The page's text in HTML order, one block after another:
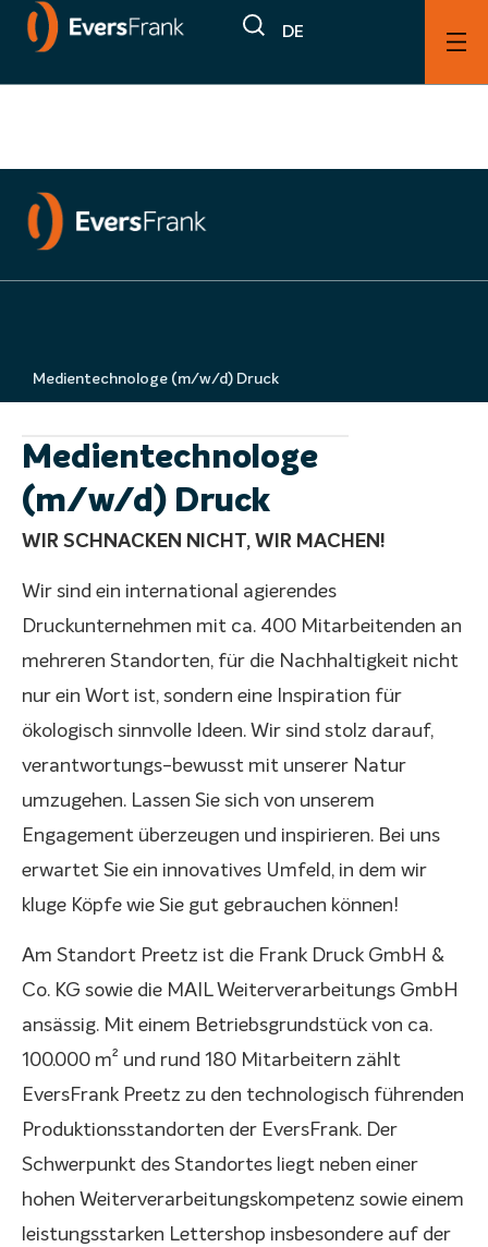
DE
(m/w/d) Druck
Medientechnologe (m/w/d) Druck
Medientechnologe
(m/w/d) Druck
WIR SCHNACKEN NICHT, WIR MACHEN!
Wir sind ein international agierendes
Druckunternehmen mit ca. 400 Mitarbeitenden an
mehreren Standorten, für die Nachhaltigkeit nicht
nur ein Wort ist, sondern eine Inspiration für
ökologisch sinnvolle Ideen. Wir sind stolz darauf,
verantwortungs-bewusst mit unserer Natur
umzugehen. Lassen Sie sich von unserem
Engagement überzeugen und inspirieren. Bei uns
erwartet Sie ein innovatives Umfeld, in dem wir
kluge Köpfe wie Sie gut gebrauchen können!
Am Standort Preetz ist die Frank Druck GmbH &
Co. KG sowie die MAIL Weiterverarbeitungs GmbH
ansässig. Mit einem Betriebsgrundstück von ca.
100.000 m² und rund 180 Mitarbeitern zählt
EversFrank Preetz zu den technologisch führenden
Produktionsstandorten der EversFrank. Der
Schwerpunkt des Standortes liegt neben einer
hohen Weiterverarbeitungskompetenz sowie einem
leistungsstarken Lettershop insbesondere auf der